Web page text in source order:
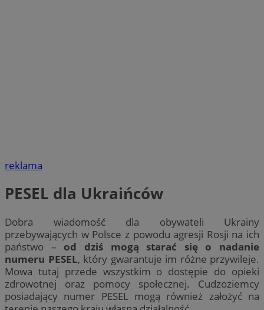
reklama
PESEL dla Ukraińców
Dobra wiadomość dla obywateli Ukrainy
przebywających w Polsce z powodu agresji Rosji na ich
państwo – od dziś mogą starać się o nadanie
numeru PESEL, który gwarantuje im różne przywileje.
Mowa tutaj przede wszystkim o dostępie do opieki
zdrowotnej oraz pomocy społecznej. Cudzoziemcy
posiadający numer PESEL mogą również założyć na